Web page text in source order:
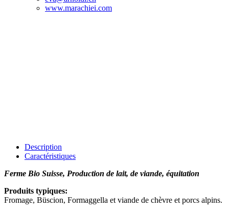
www.marachiei.com
Description
Caractéristiques
Ferme Bio Suisse, Production de lait, de viande, équitation
Produits typiques:
Fromage, Büscion, Formaggella et viande de chèvre et porcs alpins.